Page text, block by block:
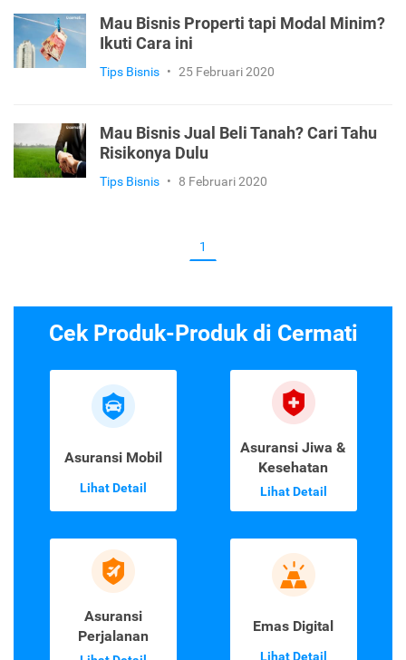
Mau Bisnis Properti tapi Modal Minim?
Ikuti Cara ini
Tips Bisnis • 25 Februari 2020
Mau Bisnis Jual Beli Tanah? Cari Tahu
Risikonya Dulu
Tips Bisnis • 8 Februari 2020
1
Cek Produk-Produk di Cermati
Asuransi Mobil
Lihat Detail
Asuransi Jiwa &
Kesehatan
Lihat Detail
Asuransi
Perjalanan
Emas Digital
Lihat Detail